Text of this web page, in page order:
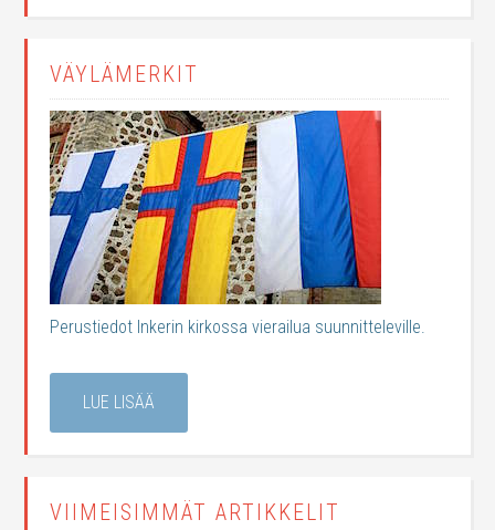
VÄYLÄMERKIT
Perustiedot Inkerin kirkossa vierailua suunnitteleville.
LUE LISÄÄ
VIIMEISIMMÄT ARTIKKELIT